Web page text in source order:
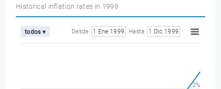
Historical inflation rates in 1999
todos ▾ Desde 1 Ene 1999 Hasta 1 Dic 1999
2%